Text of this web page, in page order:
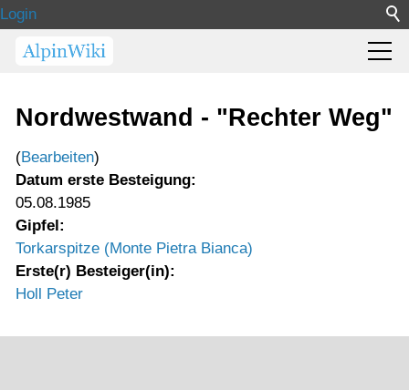
Login
Nordwestwand - "Rechter Weg"
(Bearbeiten)
Datum erste Besteigung:
05.08.1985
Gipfel:
Torkarspitze (Monte Pietra Bianca)
Erste(r) Besteiger(in):
Holl Peter